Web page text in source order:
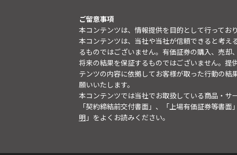
ご留意事項
本コンテンツは、情報提供を目的として行っており
本コンテンツは、当社や当社が信頼できると考
るものではございません。有価証券の購入、売却
将来の結果を保証するものではございません。提
テンツの内容に依拠してお客様が取った行動の
願いいたします。
本コンテンツでは当社でお取扱している商品・サ
「契約締結前交付書面」、「上場有価証券等書
明 」をよくお読みください。